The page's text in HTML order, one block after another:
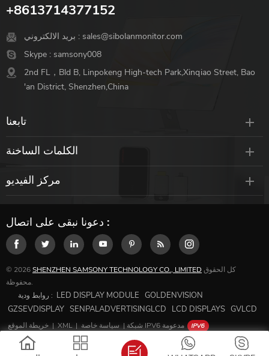
+8613714377152
بريد الالكتروني : sales@sibolanmonitor.com
Skype : samsony008
2nd FL，Bld B, Linpokeng High-tech Park,Xinqiao Street, Bao
'an District, Shenzhen,China
تابعنا
الكلمات الساخنة
مركز الفيديو
دعونا نبقى على اتصال :
© 2026SHENZHEN SAMSONY TECHNOLOGY CO., LIMITED
محفوظة.
روابط ودية : LED DISPLAY MODULE GOLDENVISION
GZSEVDISPLAY SENPALADVERTISINGLCD LCD DISPLAYS GVLCD
خريطة الموقع | XML | سياسة خاصة | شبكة IPV6 مدعومة